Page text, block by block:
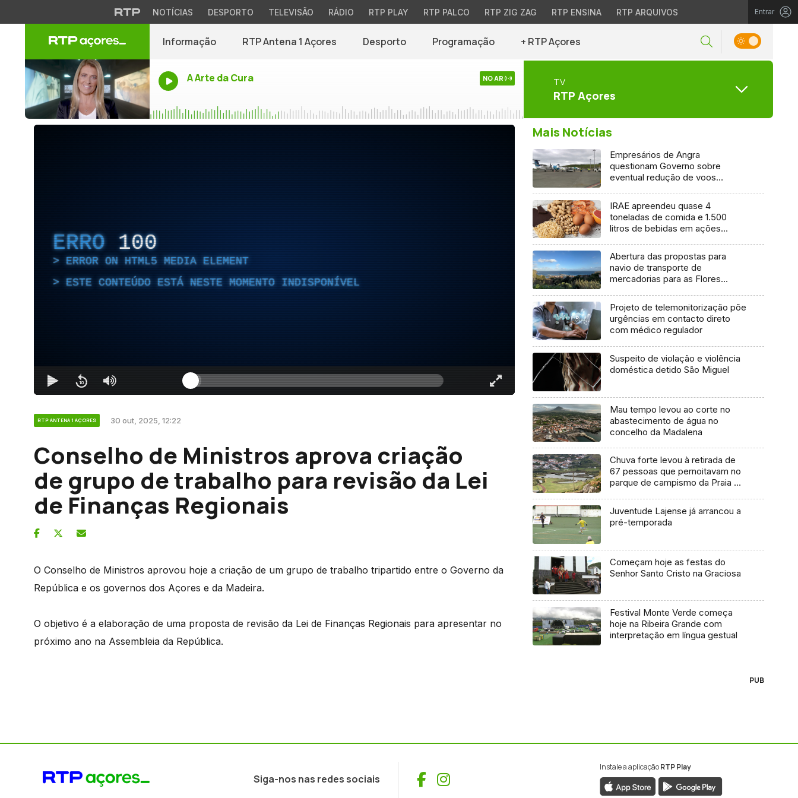
NOTÍCIAS DESPORTO TELEVISÃO RÁDIO RTP PLAY RTP PALCO RTP ZIG ZAG RTP ENSINA RTP ARQUIVOS Entrar
Informação RTP Antena 1 Açores Desporto Programação + RTP Açores
A Arte da Cura NO AR TV
RTP Açores
ERRO 100
ERROR ON HTML5 MEDIA ELEMENT
ESTE CONTEÚDO ESTÁ NESTE MOMENTO INDISPONÍVEL
RTP ANTENA 1 AÇORES 30 out, 2025, 12:22
Conselho de Ministros aprova criação
de grupo de trabalho para revisão da Lei
de Finanças Regionais
O Conselho de Ministros aprovou hoje a criação de um grupo de trabalho tripartido entre o Governo da
República e os governos dos Açores e da Madeira.
O objetivo é a elaboração de uma proposta de revisão da Lei de Finanças Regionais para apresentar no
próximo ano na Assembleia da República.
Mais Notícias
Empresários de Angra
questionam Governo sobre
eventual redução de voos
IRAE apreendeu quase 4
toneladas de comida e 1.500
litros de bebidas em ações
Abertura das propostas para
navio de transporte de
mercadorias para as Flores
Projeto de telemonitorização põe
urgências em contacto direto
com médico regulador
Suspeito de violação e violência
doméstica detido São Miguel
Mau tempo levou ao corte no
abastecimento de água no
concelho da Madalena
Chuva forte levou à retirada de
67 pessoas que pernoitavam no
parque de campismo da Praia da
Juventude Lajense já arrancou a
pré-temporada
Começam hoje as festas do
Senhor Santo Cristo na Graciosa
Festival Monte Verde começa
hoje na Ribeira Grande com
interpretação em língua gestual
PUB
Siga-nos nas redes sociais Facebook
Instagram
Instale a aplicaçãoRTP Play